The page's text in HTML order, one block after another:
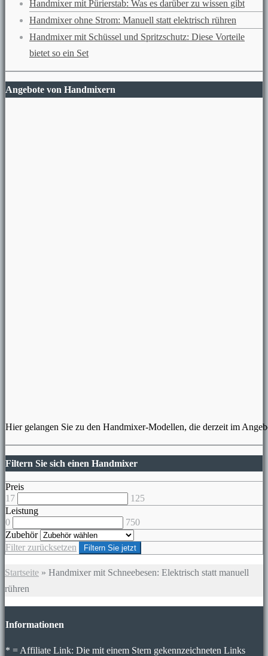
Handmixer mit Pürierstab: Was es darüber zu wissen gibt
Handmixer ohne Strom: Manuell statt elektrisch rühren
Handmixer mit Schüssel und Spritzschutz: Diese Vorteile
bietet so ein Set
Angebote von Handmixern
Hier gelangen Sie zu den Handmixer-Modellen, die derzeit im
Filtern Sie sich einen Handmixer
Preis
17
125
Leistung
0
750
Zubehör
Filter zurücksetzen
Filtern Sie jetzt
Startseite » Handmixer mit Schneebesen: Elektrisch statt manuell
rühren
Informationen
* = Affiliate Link: Die mit einem Stern gekennzeichneten Links